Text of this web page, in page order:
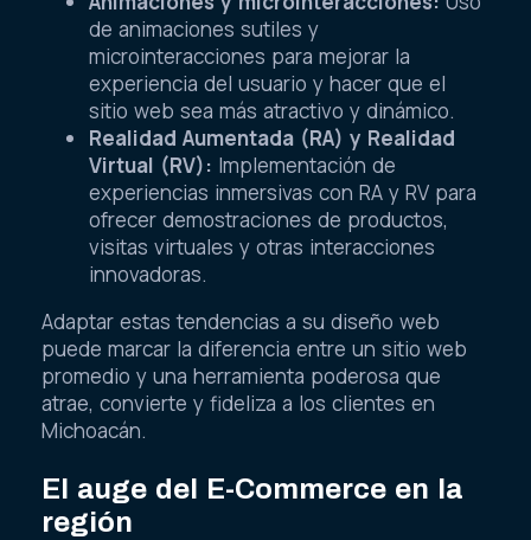
de animaciones sutiles y
microinteracciones para mejorar la
experiencia del usuario y hacer que el
sitio web sea más atractivo y dinámico.
Realidad Aumentada (RA) y Realidad
Virtual (RV): Implementación de
experiencias inmersivas con RA y RV para
ofrecer demostraciones de productos,
visitas virtuales y otras interacciones
innovadoras.
Adaptar estas tendencias a su diseño web
puede marcar la diferencia entre un sitio web
promedio y una herramienta poderosa que
atrae, convierte y fideliza a los clientes en
Michoacán.
El auge del E-Commerce en la
región